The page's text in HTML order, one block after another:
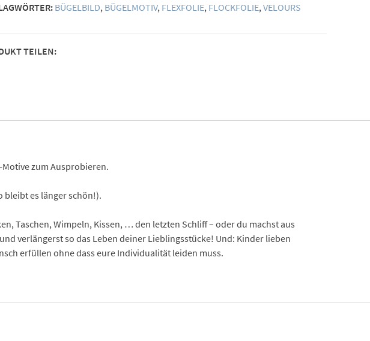
BÜGELBILD, BÜGELMOTIV, FLEXFOLIE, FLOCKFOLIE, VELOURS
TEILEN:
zum Ausprobieren.
bleibt es länger schön!).
Taschen, Wimpeln, Kissen, … den letzten Schliff – oder du machst aus
verlängerst so das Leben deiner Lieblingsstücke! Und: Kinder lieben
erfüllen ohne dass eure Individualität leiden muss.